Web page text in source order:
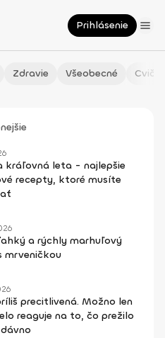
Prihlásenie
Zdravie Všeobecné
kráľovná leta - najlepšie
recepty, ktoré musíte
a rýchly marhuľový
mrveničkou
precitlivená. Možno len
reaguje na to, čo prežilo